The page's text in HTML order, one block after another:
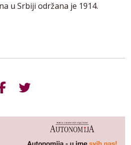
u Srbiji održana je 1914.